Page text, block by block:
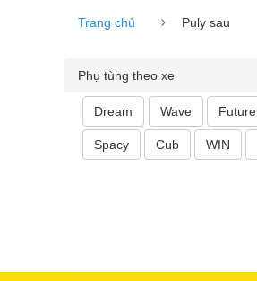
Trang chủ Puly sau
Phụ tùng theo xe
Dream Wave Future
Spacy Cub WIN